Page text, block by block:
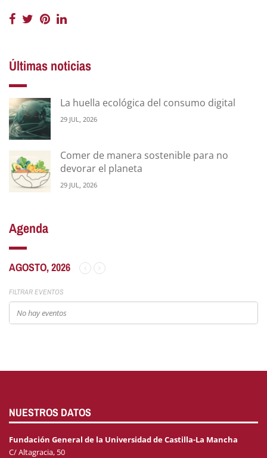
Últimas noticias
La huella ecológica del consumo digital
29 JUL, 2026
Comer de manera sostenible para no
devorar el planeta
29 JUL, 2026
Agenda
AGOSTO, 2026
FILTRAR EVENTOS
No hay eventos
NUESTROS DATOS
Fundación General de la Universidad de Castilla-La Mancha
C/ Altagracia, 50